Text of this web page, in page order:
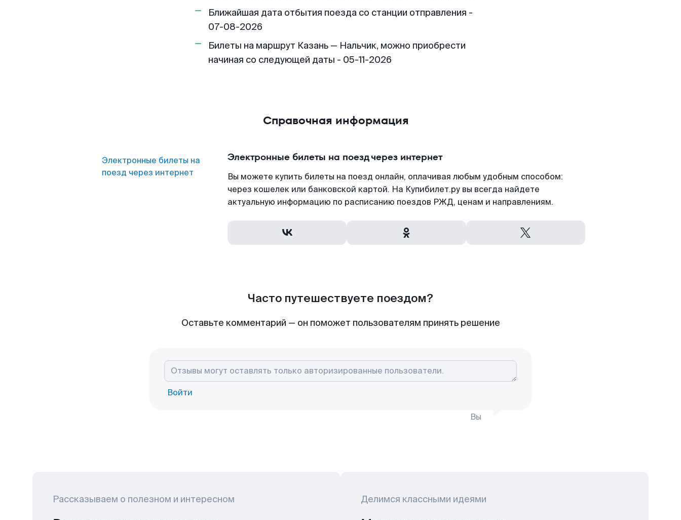
Ближайшая дата отбытия поезда со станции отправления -
07-08-2026
Билеты на маршрут Казань — Нальчик, можно приобрести
начиная со следующей даты - 05-11-2026
Справочная информация
Электронные билеты на
поезд через интернет
Электронные билеты на поезд через интернет
Вы можете купить билеты на поезд онлайн, оплачивая любым удобным способом:
через кошелек или банковской картой. На Купибилет.ру вы всегда найдете
актуальную информацию по расписанию поездов РЖД, ценам и направлениям.
Часто путешествуете поездом?
Оставьте комментарий — он поможет пользователям принять решение
Войти
Вы
Рассказываем о полезном и интересном Делимся классными идеями